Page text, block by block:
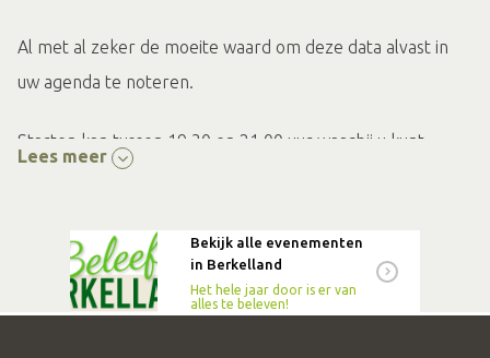
Al met al zeker de moeite waard om deze data alvast in
uw agenda te noteren.
Starten kan tussen 19.30 en 21.00 uur waarbij u kunt
De deelname per auto is €5,
Lees meer
Bekijk alle evenementen
in Berkelland
Het hele jaar door is er van
alles te beleven!